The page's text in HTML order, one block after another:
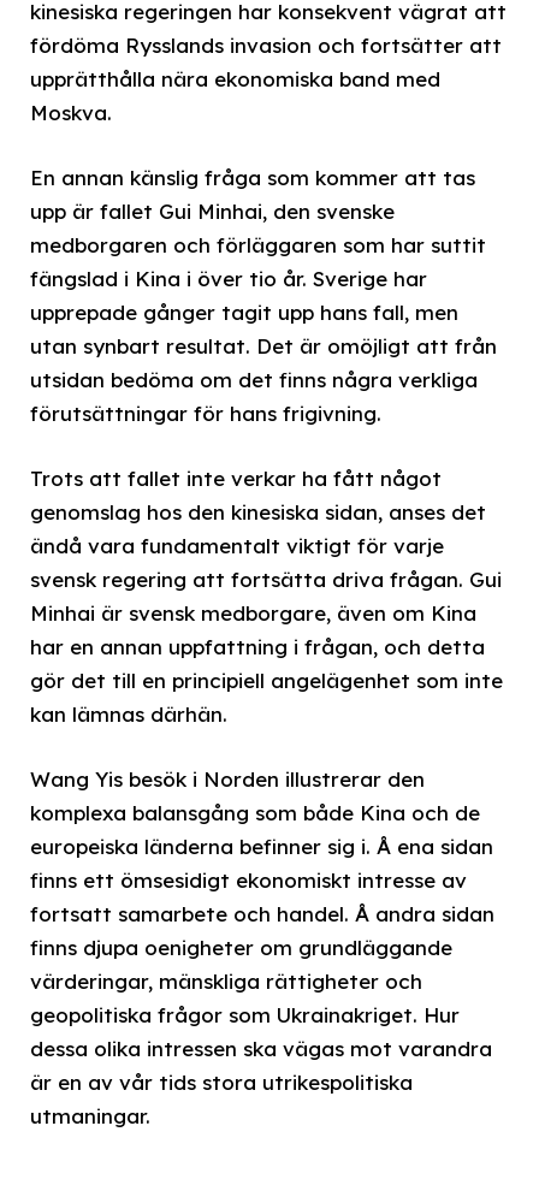
kinesiska regeringen har konsekvent vägrat att
fördöma Rysslands invasion och fortsätter att
upprätthålla nära ekonomiska band med
Moskva.
En annan känslig fråga som kommer att tas
upp är fallet Gui Minhai, den svenske
medborgaren och förläggaren som har suttit
fängslad i Kina i över tio år. Sverige har
upprepade gånger tagit upp hans fall, men
utan synbart resultat. Det är omöjligt att från
utsidan bedöma om det finns några verkliga
förutsättningar för hans frigivning.
Trots att fallet inte verkar ha fått något
genomslag hos den kinesiska sidan, anses det
ändå vara fundamentalt viktigt för varje
svensk regering att fortsätta driva frågan. Gui
Minhai är svensk medborgare, även om Kina
har en annan uppfattning i frågan, och detta
gör det till en principiell angelägenhet som inte
kan lämnas därhän.
Wang Yis besök i Norden illustrerar den
komplexa balansgång som både Kina och de
europeiska länderna befinner sig i. Å ena sidan
finns ett ömsesidigt ekonomiskt intresse av
fortsatt samarbete och handel. Å andra sidan
finns djupa oenigheter om grundläggande
värderingar, mänskliga rättigheter och
geopolitiska frågor som Ukrainakriget. Hur
dessa olika intressen ska vägas mot varandra
är en av vår tids stora utrikespolitiska
utmaningar.